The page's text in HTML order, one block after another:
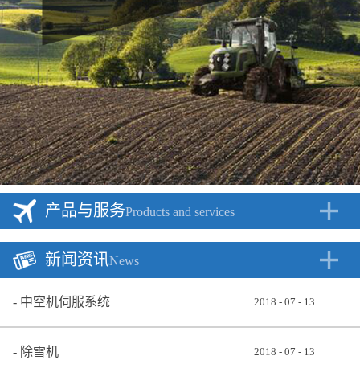
产品与服务Products and services
新闻资讯News
中空机伺服系统 2018 - 07 - 13
除雪机 2018 - 07 - 13